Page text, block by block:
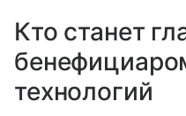
Кто станет
технологий